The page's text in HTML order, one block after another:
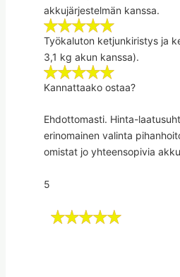
akkujärjestelmän kanssa.
Työkaluton ketjunkiristys ja
3,1 kg akun kanssa).
Kannattaako ostaa?
Ehdottomasti. Hinta-
erinomainen valinta
omistat jo yhteensopivia
5